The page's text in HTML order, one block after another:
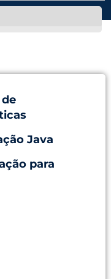
Java
para